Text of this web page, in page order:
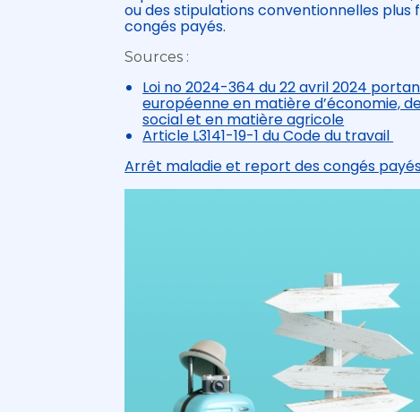
ou des stipulations conventionnelles plus
congés payés.
Sources :
Loi no 2024-364 du 22 avril 2024
européenne en matière d’économie,
social et en matière agricole
Article L3141-19-1 du Code du travail
Arrêt maladie et report des congés